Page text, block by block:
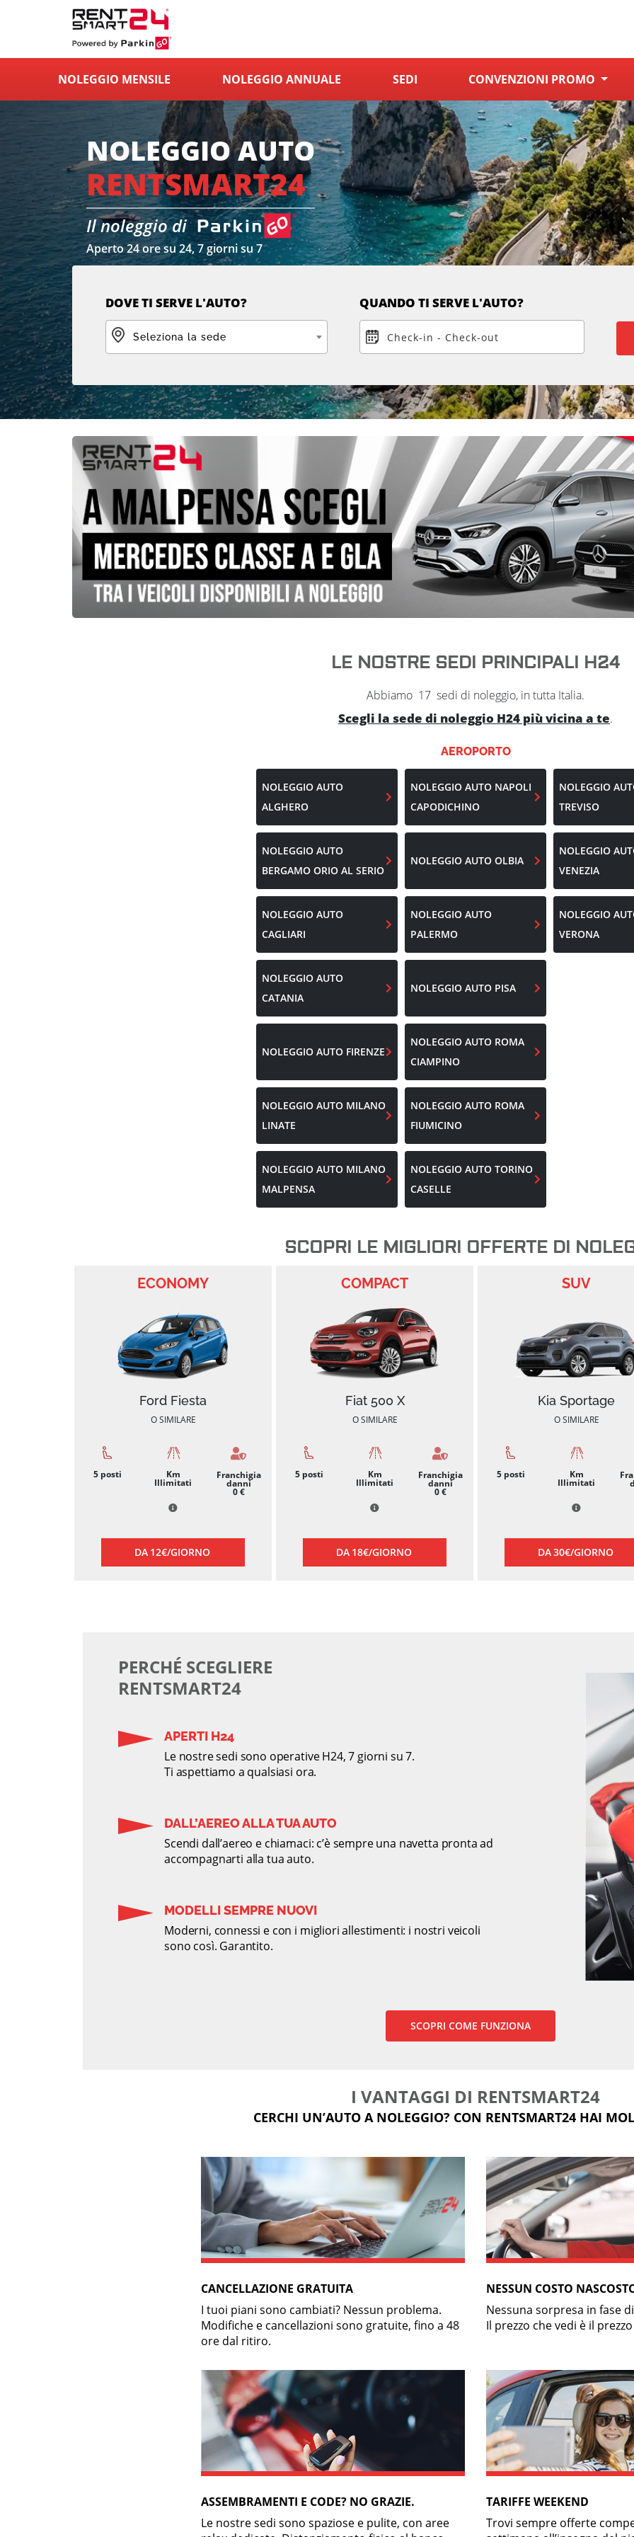
NOLEGGIO MENSILE NOLEGGIO ANNUALE SEDI CONVENZIONI PROMO
NOLEGGIO AUTO
RENTSMART24
Il noleggio di
Aperto 24 ore su 24, 7 giorni su 7
DOVE TI SERVE L'AUTO?
Seleziona la sede
QUANDO TI SERVE L'AUTO?
Check-in - Check-out
LE NOSTRE SEDI PRINCIPALI H24
Abbiamo 17 sedi di noleggio, in tutta Italia.
Scegli la sede di noleggio H24 più vicina a te.
AEROPORTO
NOLEGGIO AUTO
ALGHERO
NOLEGGIO AUTO
BERGAMO ORIO AL SERIO
NOLEGGIO AUTO
CAGLIARI
NOLEGGIO AUTO
CATANIA
NOLEGGIO AUTO FIRENZE
NOLEGGIO AUTO MILANO
LINATE
NOLEGGIO AUTO MILANO
MALPENSA
NOLEGGIO AUTO NAPOLI
CAPODICHINO
NOLEGGIO AUTO OLBIA
NOLEGGIO AUTO
PALERMO
NOLEGGIO AUTO PISA
NOLEGGIO AUTO ROMA
CIAMPINO
NOLEGGIO AUTO ROMA
FIUMICINO
NOLEGGIO AUTO TORINO
CASELLE
NOLEGGIO
TREVISO
NOLEGGIO
VENEZIA
NOLEGGIO
VERONA
SCOPRI LE MIGLIORI OFFERTE DI
ECONOMY
Ford Fiesta
O SIMILARE
5 posti Km
Illimitati
Franchigia
danni
0 €
DA 12€/GIORNO
COMPACT
Fiat 500 X
O SIMILARE
5 posti Km
Illimitati
Franchigia
danni
0 €
DA 18€/GIORNO
SUV
Kia Sportage
O SIMILARE
5 posti Km
Illimitati
DA30€/GIORNO
PERCHÉ SCEGLIERE
RENTSMART24
APERTI H24
Le nostre sedi sono operative H24, 7 giorni su 7.
Ti aspettiamo a qualsiasi ora.
DALL’AEREO ALLA TUA AUTO
Scendi dall’aereo e chiamaci: c’è sempre una navetta pronta ad
accompagnarti alla tua auto.
MODELLI SEMPRE NUOVI
Moderni, connessi e con i migliori allestimenti: i nostri veicoli
sono così. Garantito.
SCOPRI COME FUNZIONA
I VANTAGGI DI RENTSMART24
CERCHI UN’AUTO A NOLEGGIO? CON RENTSMART24 HAI
CANCELLAZIONE GRATUITA
I tuoi piani sono cambiati? Nessun problema.
Modifiche e cancellazioni sono gratuite, fino a 48
ore dal ritiro.
NESSUN COSTO
Nessuna sorpresa in fase
Il prezzo che vedi è il
ASSEMBRAMENTI E CODE? NO GRAZIE.
Le nostre sedi sono spaziose e pulite, con aree
TARIFFE WEEKEND
Trovi sempre offerte